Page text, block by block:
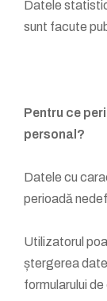
Datele
sunt facute
Pentru ce
personal?
Datele cu
perioadă
Utilizatorul
ștergerea
formularului